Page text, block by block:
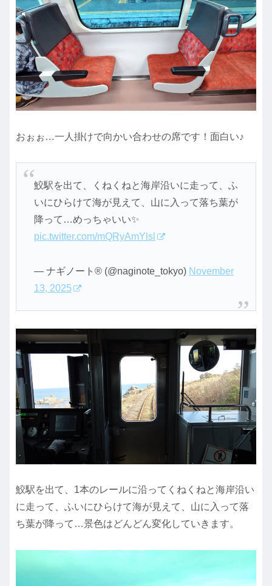
おぉぉ…一人掛けで向かい合わせの席です！面白い♪
鮫駅を出て、くねくねと海岸沿いに走って、ふ
いにひらけて海が見えて、山に入って落ち葉が
降って…めっちゃいい✨
pic.twitter.com/mQRyAmYlsl
— ナギノート®︎ (@naginote_tokyo) November
13, 2025
鮫駅を出て、1本のレールに沿ってくねくねと海岸沿い
に走って、ふいにひらけて海が見えて、山に入って落
ち葉が降って…景色はどんどん変化していきます。